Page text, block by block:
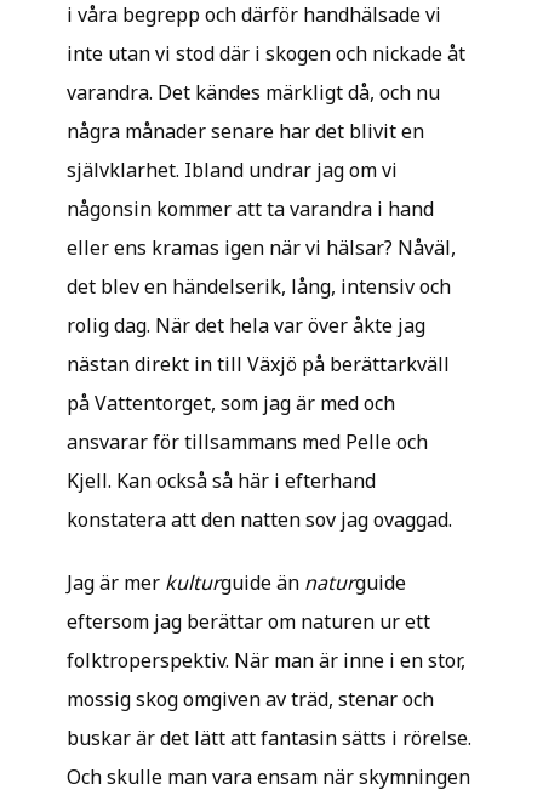
i våra begrepp och därför handhälsade vi
inte utan vi stod där i skogen och nickade åt
varandra. Det kändes märkligt då, och nu
några månader senare har det blivit en
självklarhet. Ibland undrar jag om vi
någonsin kommer att ta varandra i hand
eller ens kramas igen när vi hälsar? Nåväl,
det blev en händelserik, lång, intensiv och
rolig dag. När det hela var över åkte jag
nästan direkt in till Växjö på berättarkväll
på Vattentorget, som jag är med och
ansvarar för tillsammans med Pelle och
Kjell. Kan också så här i efterhand
konstatera att den natten sov jag ovaggad.
Jag är mer kulturguide än naturguide
eftersom jag berättar om naturen ur ett
folktroperspektiv. När man är inne i en stor,
mossig skog omgiven av träd, stenar och
buskar är det lätt att fantasin sätts i rörelse.
Och skulle man vara ensam när skymningen